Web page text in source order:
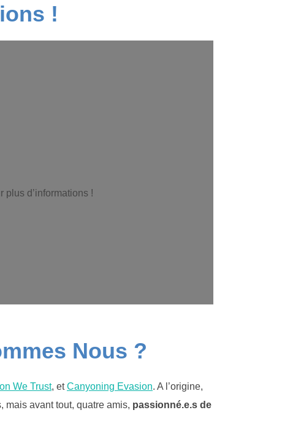
!
plus d’informations !
Nous ?
We Trust, etCanyoning Evasion. A l’origine,
mais avant tout, quatre amis, passionné.e.s de